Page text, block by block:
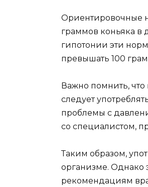
Ориентировочные
граммов коньяка в
гипотонии эти
превышать 100
Важно помнить,
следует
проблемы с
со специалистом,
Таким образом,
организме. Однако
рекомендациям